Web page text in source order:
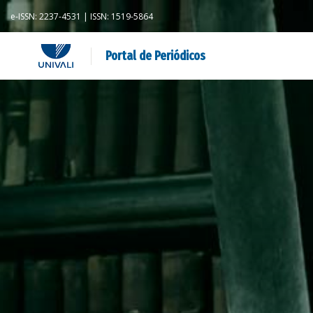
e-ISSN: 2237-4531 | ISSN: 1519-5864
Portal de Periódicos